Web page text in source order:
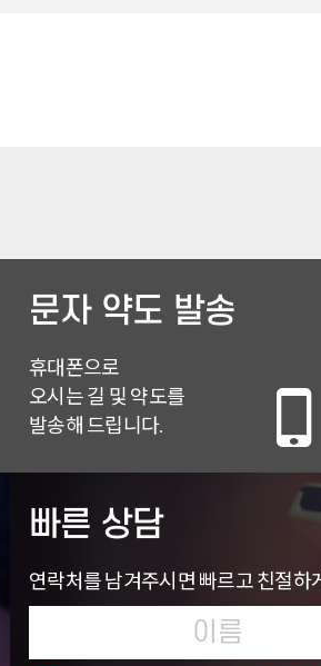
문자 약도 발송
휴대폰으로
오시는 길 및 약도를
발송해 드립니다.
빠른 상담
연락처를 남겨주시면 빠르고 친절하